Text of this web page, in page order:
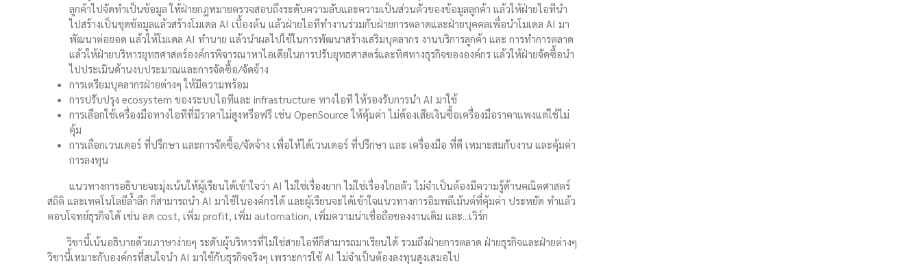
ลูกค้าไปจัดทำเป็นข้อมูล ให้ฝ่ายกฏหมายตรวจสอบถึงระดับความลับและความเป็นส่วนตัวของข้อมูลลูกค้า แล้วให้ฝ่ายไอทีนำ
ไปสร้างเป็นชุดข้อมูลแล้วสร้างโมเดล AI เบื้องต้น แล้วฝ่ายไอทีทำงานร่วมกับฝ่ายการตลาดและฝ่ายบุคคลเพื่อนำโมเดล AI มา
พัฒนาต่อยอด แล้วให้โมเดล AI ทำนาย แล้วนำผลไปใช้ในการพัฒนาสร้างเสริมบุคลากร งานบริการลูกค้า และ การทำการตลาด
แล้วให้ฝ่ายบริหารยุทธศาสตร์องค์กรพิจารณาหาไอเดียในการปรับยุทธศาสตร์และทิศทางธุรกิจขององค์กร แล้วให้ฝ่ายจัดซื้อนำ
ไปประเมินด้านงบประมาณและการจัดซื้อ/จัดจ้าง
การเตรียมบุคลากรฝ่ายต่างๆ ให้มีความพร้อม
การปรับปรุง ecosystem ของระบบไอทีและ infrastructure ทางไอที ให้รองรับการนำ AI มาใช้
การเลือกใช้เครื่องมือทางไอทีที่มีราคาไม่สูงหรือฟรี เช่น OpenSource ให้คุ้มค่า ไม่ต้องเสียเงินซื้อเครื่องมือราคาแพงแต่ใช้ไม่
คุ้ม
การเลือกเวนเดอร์ ที่ปรึกษา และการจัดซื้อ/จัดจ้าง เพื่อให้ได้เวนเดอร์ ที่ปรึกษา และ เครื่องมือ ที่ดี เหมาะสมกับงาน และคุ้มค่า
การลงทุน
แนวทางการอธิบายจะมุ่งเน้นให้ผู้เรียนได้เข้าใจว่า AI ไม่ใช่เรื่องยาก ไม่ใช่เรื่องไกลตัว ไม่จำเป็นต้องมีความรู้ด้านคณิตศาสตร์
สถิติ และเทคโนโลยีลํ้าลึก ก็สามารถนำ AI มาใช้ในองค์กรได้ และผู้เรียนจะได้เข้าใจแนวทางการอิมพลีเม้นต์ที่คุ้มค่า ประหยัด ทำแล้ว
ตอบโจทย์ธุรกิจได้ เช่น ลด cost, เพิ่ม profit, เพิ่ม automation, เพิ่มความน่าเชื่อถือของงานเดิม และ...เวิร์ก
วิชานี้เน้นอธิบายด้วยภาษาง่ายๆ ระดับผู้บริหารที่ไม่ใช่สายไอทีก็สามารถมาเรียนได้ รวมถึงฝ่ายการตลาด ฝ่ายธุรกิจและฝ่ายต่างๆ
วิชานี้เหมาะกับองค์กรที่สนใจนำ AI มาใช้กับธุรกิจจริงๆ เพราะการใช้ AI ไม่จำเป็นต้องลงทุนสูงเสมอไป